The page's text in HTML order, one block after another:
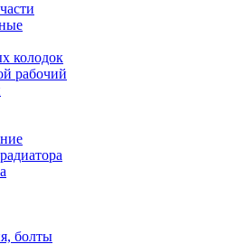
колодок
рабочий
болты